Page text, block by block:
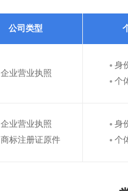
公司类型
企业营业执照
身
个
企业营业执照
商标注册证原件
身
个